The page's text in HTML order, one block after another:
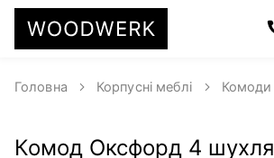
Головна Корпусні меблі Комоди
Комод Оксфорд 4